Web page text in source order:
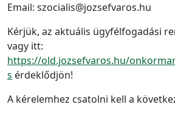
Email: szocialis@jozsefvaros.hu
Kérjük, az aktuális ügyfélfogadási
vagy itt:
https://old.jozsefvaros.hu/
s érdeklődjön!
A kérelemhez csatolni kell a